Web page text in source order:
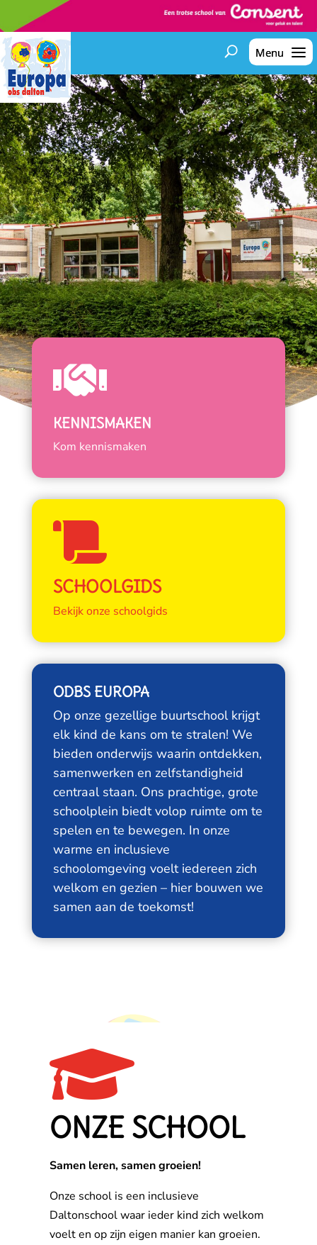

KENNISMAKEN
Kom kennismaken

SCHOOLGIDS
Bekijk onze schoolgids
ODBS EUROPA
Op onze gezellige buurtschool krijgt
elk kind de kans om te stralen! We
bieden onderwijs waarin ontdekken,
samenwerken en zelfstandigheid
centraal staan. Ons prachtige, grote
schoolplein biedt volop ruimte om te
spelen en te bewegen. In onze
warme en inclusieve
schoolomgeving voelt iedereen zich
welkom en gezien – hier bouwen we
samen aan de toekomst!

ONZE SCHOOL
Samen leren, samen groeien!
Onze school is een inclusieve
Daltonschool waar ieder kind zich welkom
voelt en op zijn eigen manier kan groeien.